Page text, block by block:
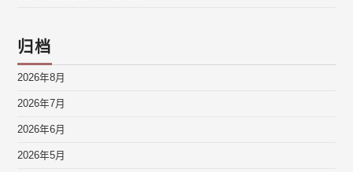
归档
2026年8月
2026年7月
2026年6月
2026年5月